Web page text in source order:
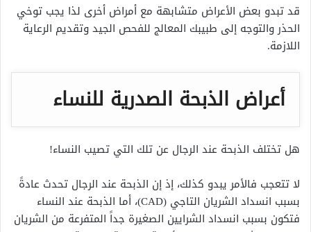
قد تبدو بعض الأعراض متشابهة مع أمراض أخرى لذا يجب توخي
الحذر والتوجه إلى طبيبك المعالج للفحص الجيد وتقديم الرعاية
اللازمة.
أعراض الذبحة الصدرية للنساء
هل تختلف الذبحة عند الرجال عن تلك التي تصيب النساء!
لا تتعجب فالأمر يبدو كذلك، إذ إن الذبحة عند الرجال تحدث عادةً
بسبب انسداد الشريان التاجي (CAD)، أما الذبحة عند النساء
فتكون بسبب انسداد الشرايين الصغيرة جداً المتفرعة من الشريان